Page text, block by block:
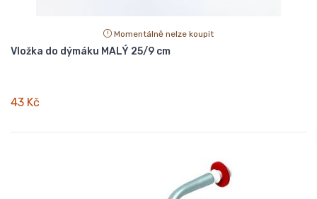
Momentálně nelze koupit
Vložka do dýmáku MALÝ 25/9 cm
43 Kč